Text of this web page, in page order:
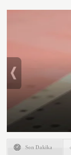
Son Dakika